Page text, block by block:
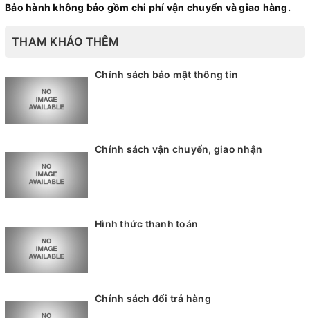
Bảo hành không bảo gồm chi phí vận chuyển và giao hàng.
THAM KHẢO THÊM
Chính sách bảo mật thông tin
Chính sách vận chuyển, giao nhận
Hình thức thanh toán
Chính sách đổi trả hàng